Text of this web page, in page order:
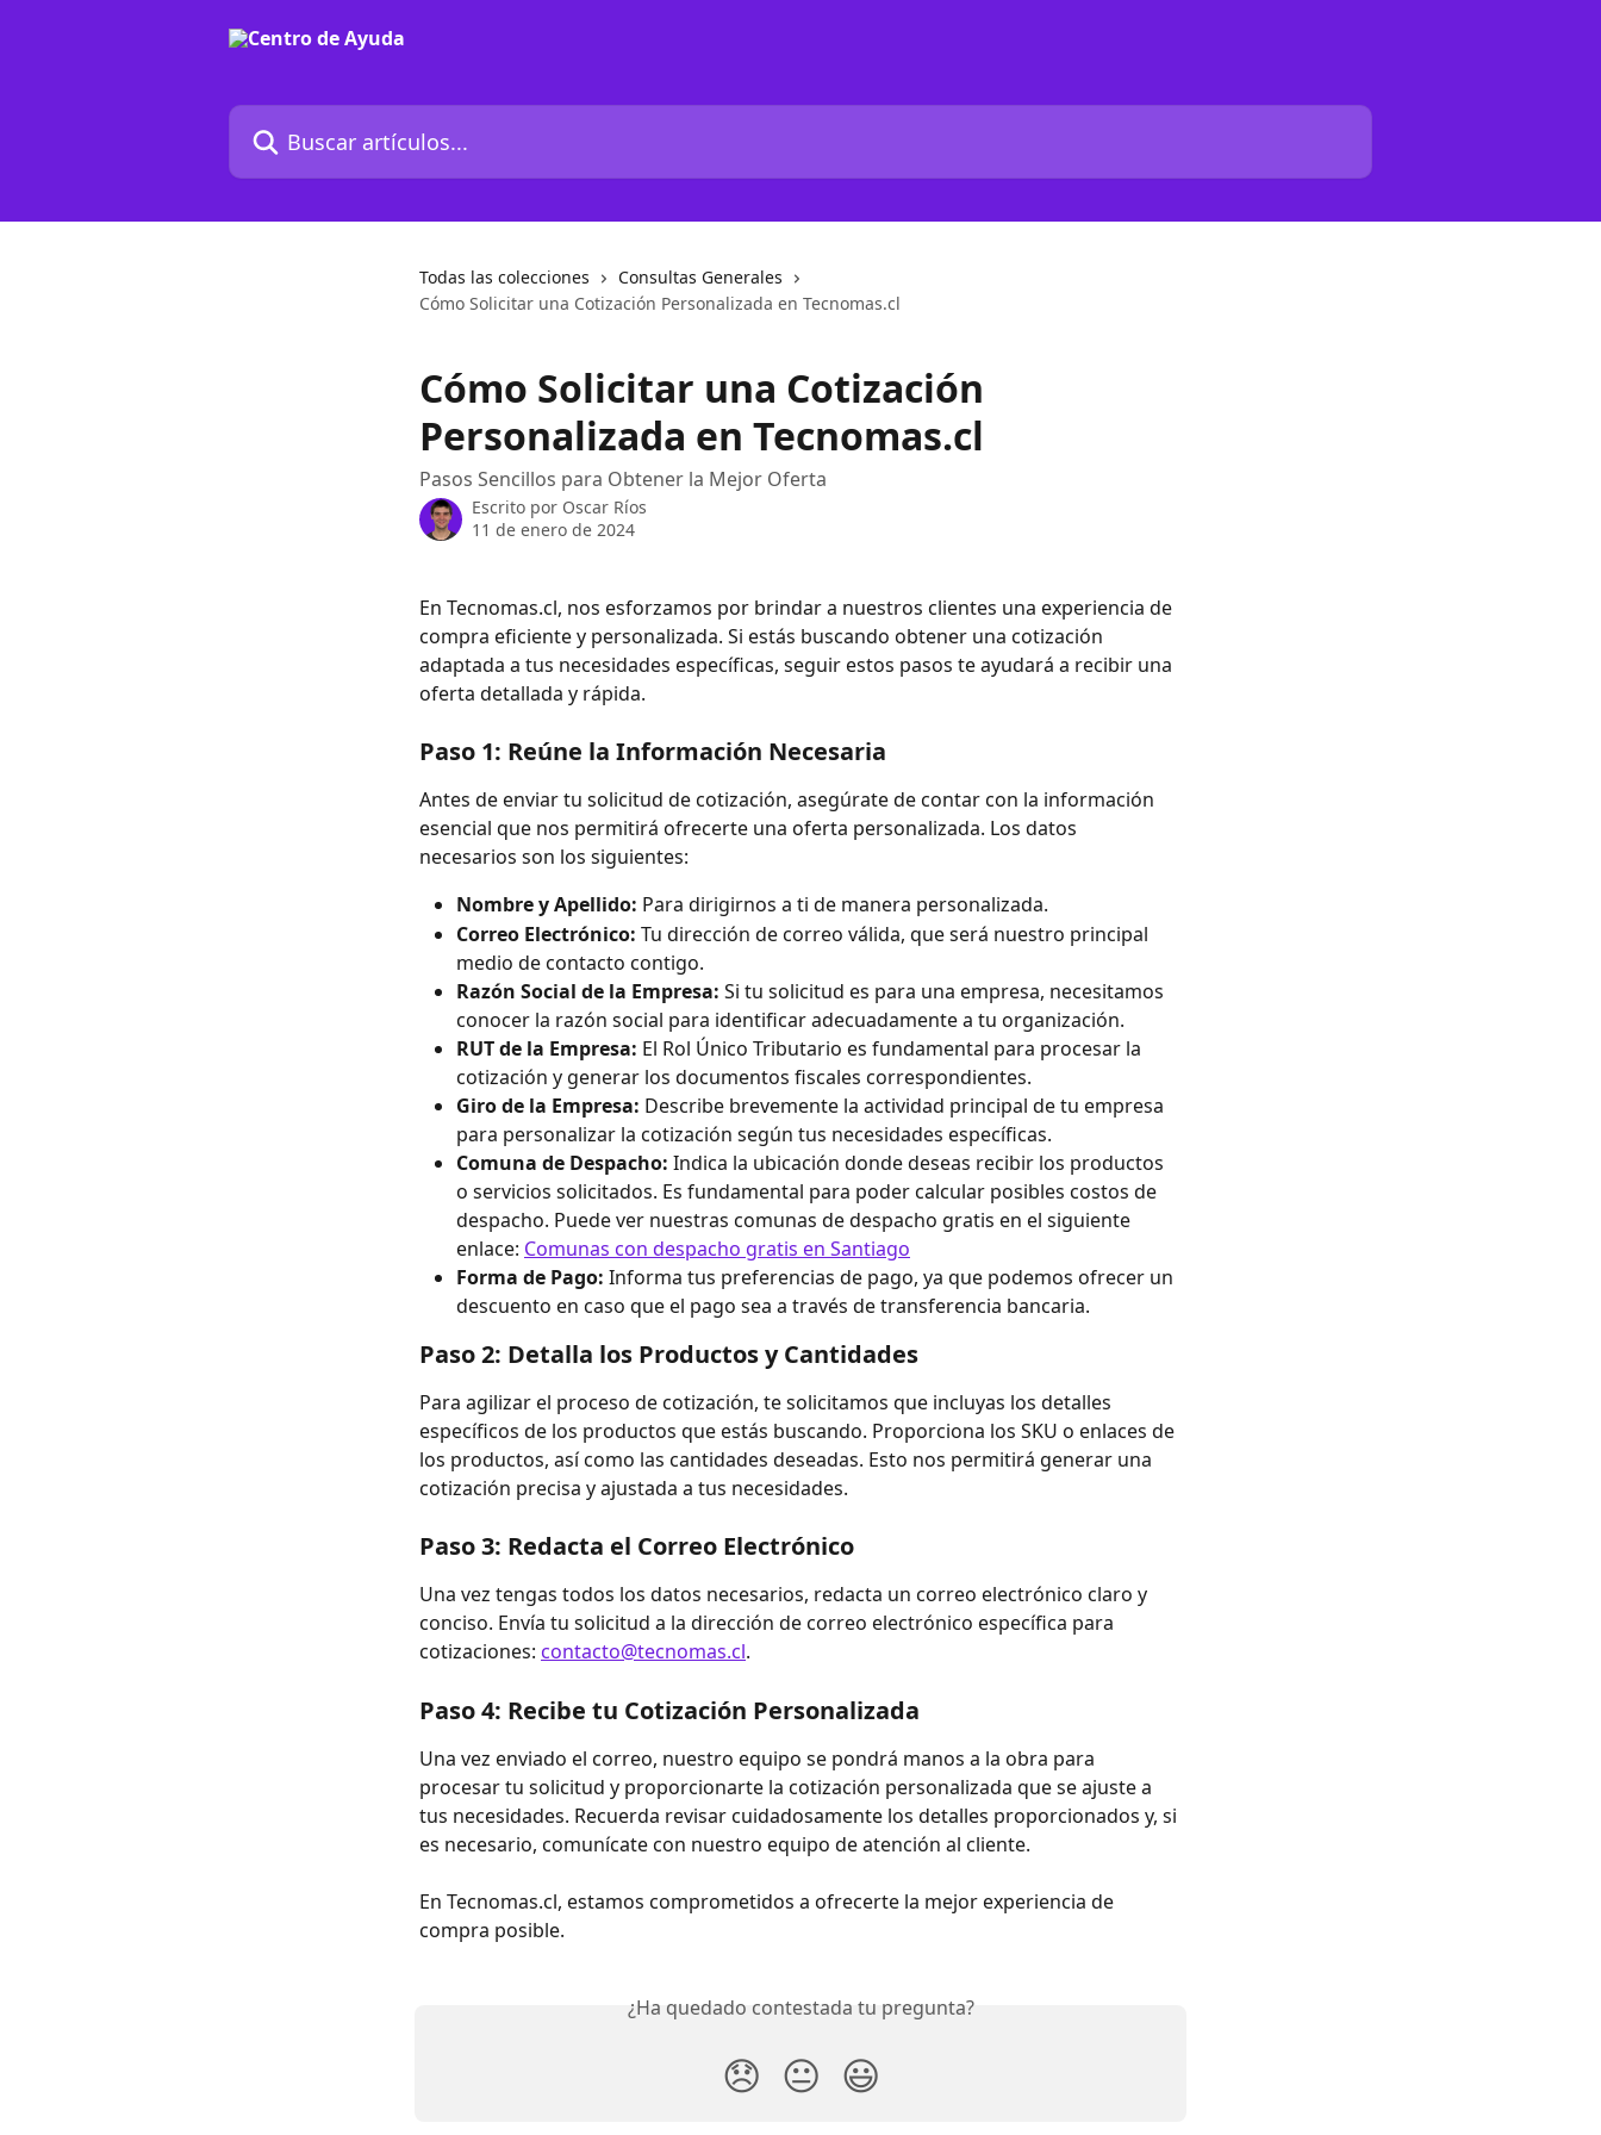
Buscar artículos...
Todas las colecciones
Consultas Generales
Cómo Solicitar una Cotización Personalizada en Tecnomas.cl
Cómo Solicitar una Cotización
Personalizada en Tecnomas.cl
Pasos Sencillos para Obtener la Mejor Oferta
Escrito por Oscar Ríos
11 de enero de 2024
En Tecnomas.cl, nos esforzamos por brindar a nuestros clientes una experiencia de
compra eficiente y personalizada. Si estás buscando obtener una cotización
adaptada a tus necesidades específicas, seguir estos pasos te ayudará a recibir una
oferta detallada y rápida.
Paso 1: Reúne la Información Necesaria
Antes de enviar tu solicitud de cotización, asegúrate de contar con la información
esencial que nos permitirá ofrecerte una oferta personalizada. Los datos
necesarios son los siguientes:
Nombre y Apellido: Para dirigirnos a ti de manera personalizada.
Correo Electrónico: Tu dirección de correo válida, que será nuestro principal
medio de contacto contigo.
Razón Social de la Empresa: Si tu solicitud es para una empresa, necesitamos
conocer la razón social para identificar adecuadamente a tu organización.
RUT de la Empresa: El Rol Único Tributario es fundamental para procesar la
cotización y generar los documentos fiscales correspondientes.
Giro de la Empresa: Describe brevemente la actividad principal de tu empresa
para personalizar la cotización según tus necesidades específicas.
Comuna de Despacho: Indica la ubicación donde deseas recibir los productos
o servicios solicitados. Es fundamental para poder calcular posibles costos de
despacho. Puede ver nuestras comunas de despacho gratis en el siguiente
enlace: Comunas con despacho gratis en Santiago
Forma de Pago: Informa tus preferencias de pago, ya que podemos ofrecer un
descuento en caso que el pago sea a través de transferencia bancaria.
Paso 2: Detalla los Productos y Cantidades
Para agilizar el proceso de cotización, te solicitamos que incluyas los detalles
específicos de los productos que estás buscando. Proporciona los SKU o enlaces de
los productos, así como las cantidades deseadas. Esto nos permitirá generar una
cotización precisa y ajustada a tus necesidades.
Paso 3: Redacta el Correo Electrónico
Una vez tengas todos los datos necesarios, redacta un correo electrónico claro y
conciso. Envía tu solicitud a la dirección de correo electrónico específica para
cotizaciones: contacto@tecnomas.cl.
Paso 4: Recibe tu Cotización Personalizada
Una vez enviado el correo, nuestro equipo se pondrá manos a la obra para
procesar tu solicitud y proporcionarte la cotización personalizada que se ajuste a
tus necesidades. Recuerda revisar cuidadosamente los detalles proporcionados y, si
es necesario, comunícate con nuestro equipo de atención al cliente.
En Tecnomas.cl, estamos comprometidos a ofrecerte la mejor experiencia de
compra posible.
¿Ha quedado contestada tu pregunta?
😞 😐 😃